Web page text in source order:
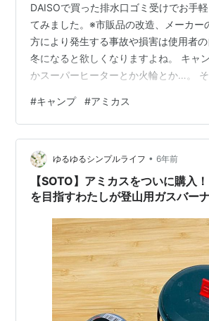
DAISOで買った排水口ゴミ受けでお手
てみました。※市販品の改造、メーカー
方により発生する事故や損害は使用者の
冬になると欲しくなりますよね。 キャ
かスーパーヒーターとか火輪とか…。
く訪れないだろうということで代用品を
みました。 早速ですが完成品はこちら
スに合わせて作りました。 ほんのり暖
す。 縁の部分がリフレクターになって
りにくいです。 以下作り方です。 材料
ました。 これをリュ…
#キャンプ #アミカス
ゆるゆるシンプルライフ • 6年前
【SOTO】アミカスをついに購入
を目指すわたしが登山用ガスバー